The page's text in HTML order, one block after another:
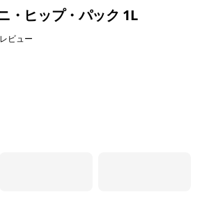
・ヒップ・パック 1L
レビュー